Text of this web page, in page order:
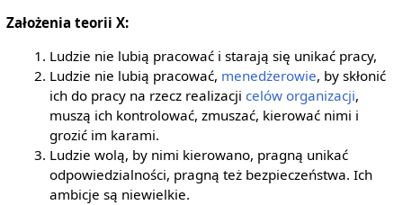
Założenia teorii X:
Ludzie nie lubią pracować i starają się unikać pracy,
Ludzie nie lubią pracować, menedżerowie, by skłonić
ich do pracy na rzecz realizacjicelów organizacji,
muszą ich kontrolować, zmuszać, kierować nimi i
grozić im karami.
Ludzie wolą, by nimi kierowano, pragną unikać
odpowiedzialności, pragną też bezpieczeństwa. Ich
ambicje są niewielkie.